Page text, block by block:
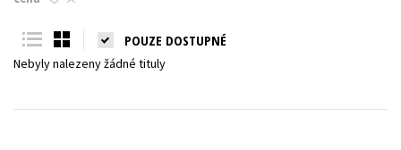
Young adult (SK)
Všechny tituly
POUZE DOSTUPNÉ
Nebyly nalezeny žádné tituly